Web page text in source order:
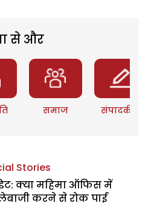
से और
समाज संपादकीय
Stories
क्या महिमा ऑफिस में
करने से रोक पाई